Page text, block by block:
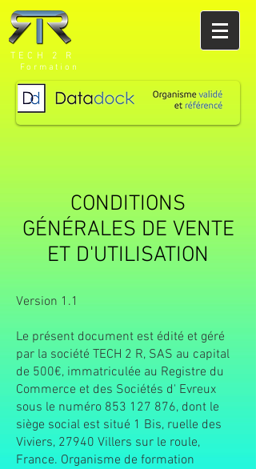
TECH 2 R
Formation
CONDITIONS
GÉNÉRALES DE VENTE
ET D'UTILISATION
Version 1.1
Le présent document est édité et géré
par la société TECH 2 R, SAS au capital
de 500€, immatriculée au Registre du
Commerce et des Sociétés d' Evreux
sous le numéro 853 127 876, dont le
siège social est situé 1 Bis, ruelle des
Viviers, 27940 Villers sur le roule,
France. Organisme de formation